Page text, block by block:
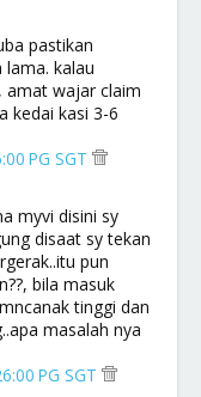
pastikan
lama. kalau
amat wajar claim
kedai kasi 3-6
PG SGT
myvi disini sy
disaat sy tekan
pun
bila masuk
tinggi dan
masalah nya
PG SGT